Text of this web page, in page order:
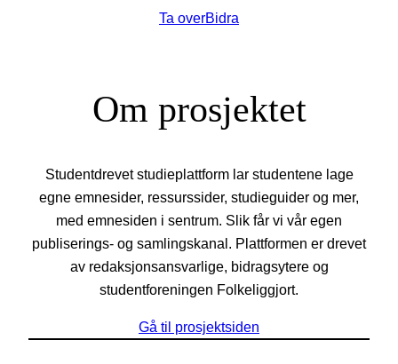
Ta overBidra
Om prosjektet
Studentdrevet studieplattform lar studentene lage
egne emnesider, ressurssider, studieguider og mer,
med emnesiden i sentrum. Slik får vi vår egen
publiserings- og samlingskanal. Plattformen er drevet
av redaksjonsansvarlige, bidragsytere og
studentforeningen Folkeliggjort.
Gå til prosjektsiden